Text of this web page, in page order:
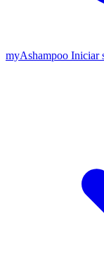
myAshampoo Iniciar